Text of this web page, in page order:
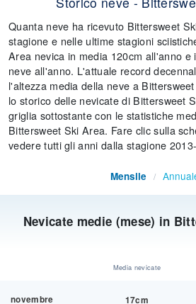
Quanta neve ha ricevuto Bittersweet
stagione e nelle ultime stagioni
Area nevica in media 120cm all'anno
neve all'anno. L'attuale record
l'altezza media della neve a
lo storico delle nevicate di Bittersweet
griglia sottostante con le statistiche
Bittersweet Ski Area. Fare clic sulla
vedere tutti gli anni dalla stagione
Nevicate medie (mese) in
Mensile /
Media nevicate
novembre 17cm